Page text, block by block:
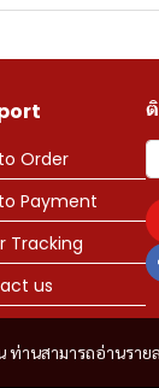
านสามารถอ่านราย
Order
Payment
Tracking
us